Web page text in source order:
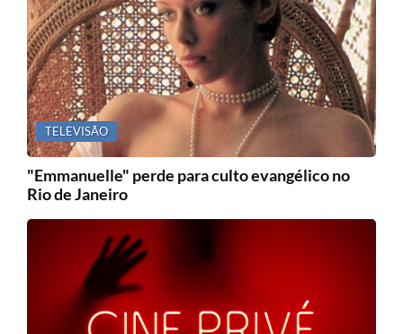
TELEVISÃO
"Emmanuelle" perde para culto evangélico no
Rio de Janeiro